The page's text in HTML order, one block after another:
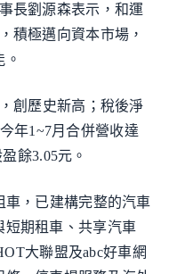
長劉源森表示，和運
積極邁向資本市場，
創歷史新高；稅後淨
年1~7月合併營收達
餘3.05元。
車，已建構完整的汽車
短期租車、共享汽車
大聯盟及abc好車網